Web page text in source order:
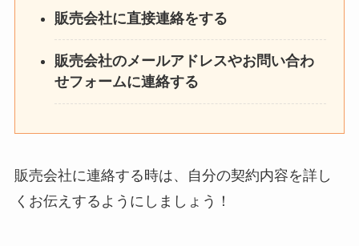
販売会社に直接連絡をする
販売会社のメールアドレスやお問い合わ
せフォームに連絡する
販売会社に連絡する時は、自分の契約内容を詳し
くお伝えするようにしましょう！